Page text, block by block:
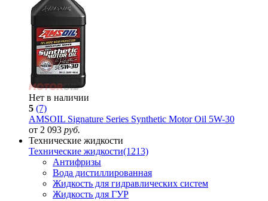
Нет в наличии
5 (7)
AMSOIL Signature Series Synthetic Motor Oil 5W-30
от 2 093 руб.
Технические жидкости
Технические жидкости(1213)
Антифризы
Вода дистиллированная
Жидкость для гидравлических систем
Жидкость для ГУР